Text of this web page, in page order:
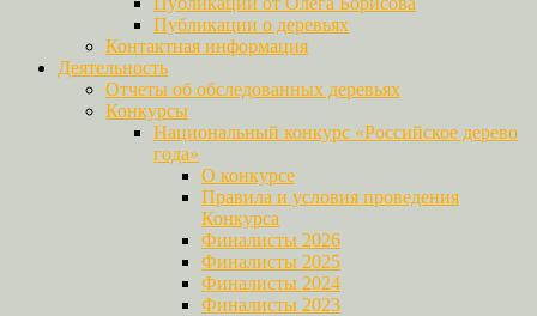
Публикации о деревьях
Контактная информация
Деятельность
Отчеты об обследованных деревьях
Конкурсы
Национальный конкурс «Российское дерево
года»
О конкурсе
Правила и условия проведения
Конкурса
Финалисты 2026
Финалисты 2025
Финалисты 2024
Финалисты 2023